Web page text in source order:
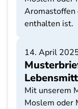
Aromastoffen
enthalten ist.
14. April
Mit unserem
Moslem oder